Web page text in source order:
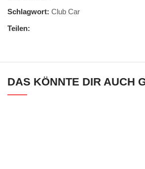
Schlagwort: Club Car
Teilen:
DAS KÖNNTE DIR AUCH